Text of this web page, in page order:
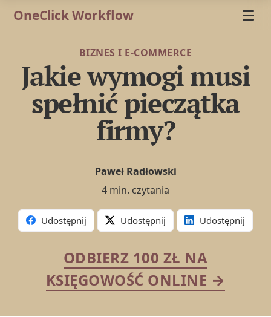
OneClick Workflow
BIZNES I E-COMMERCE
Jakie wymogi musi
spełnić pieczątka
firmy?
Paweł Radłowski
4 min. czytania
Udostępnij Udostępnij Udostępnij
ODBIERZ 100 ZŁ NA
KSIĘGOWOŚĆ ONLINE →